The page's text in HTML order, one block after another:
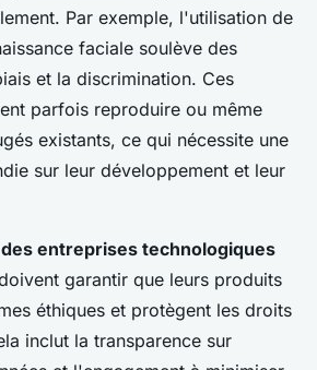
Par exemple, l'utilisation de
faciale soulève des
et la discrimination. Ces
parfois reproduire ou même
existants, ce qui nécessite une
sur leur développement et leur
entreprises technologiques
garantir que leurs produits
éthiques et protègent les droits
inclut la transparence sur